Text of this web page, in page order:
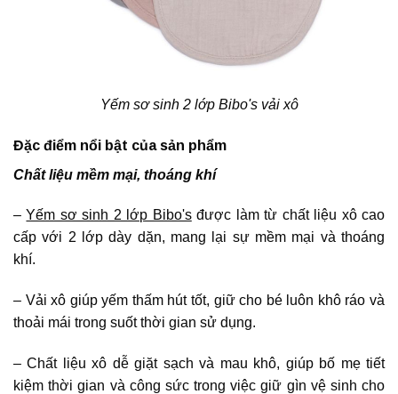
Yếm sơ sinh 2 lớp Bibo's vải xô
Đặc điểm nổi bật của sản phẩm
Chất liệu mềm mại, thoáng khí
–Yếm sơ sinh 2 lớp Bibo'sđược làm từ chất liệu xô cao
cấp với 2 lớp dày dặn, mang lại sự mềm mại và thoáng
khí.
– Vải xô giúp yếm thấm hút tốt, giữ cho bé luôn khô ráo và
thoải mái trong suốt thời gian sử dụng.
– Chất liệu xô dễ giặt sạch và mau khô, giúp bố mẹ tiết
kiệm thời gian và công sức trong việc giữ gìn vệ sinh cho